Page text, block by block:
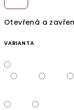
Otevřená a
VARIANTA